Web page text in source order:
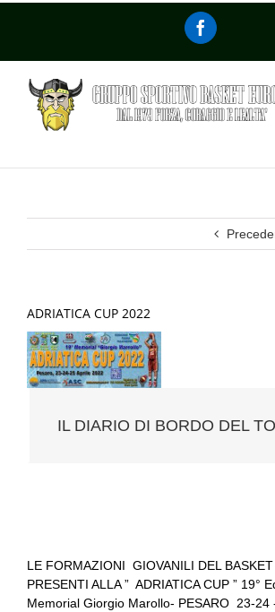
ADRIATICA CUP 2022
IL DIARIO DI BORDO DEL
LE FORMAZIONI GIOVANILI DEL
PRESENTI ALLA ” ADRIATICA CUP ” 19°
Memorial Giorgio Marollo- PESARO 23-24